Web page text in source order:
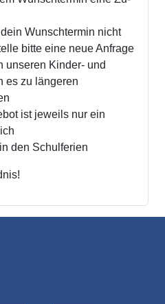
Wunschtermin nicht
bitte eine neue Anfrage
unseren Kinder- und
es zu längeren
ist jeweils nur ein
den Schulferien